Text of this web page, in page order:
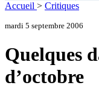
Accueil > Critiques
mardi 5 septembre 2006
Quelques
d’octobre